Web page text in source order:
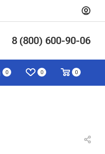
8 (800) 600-90-06
0 0 0